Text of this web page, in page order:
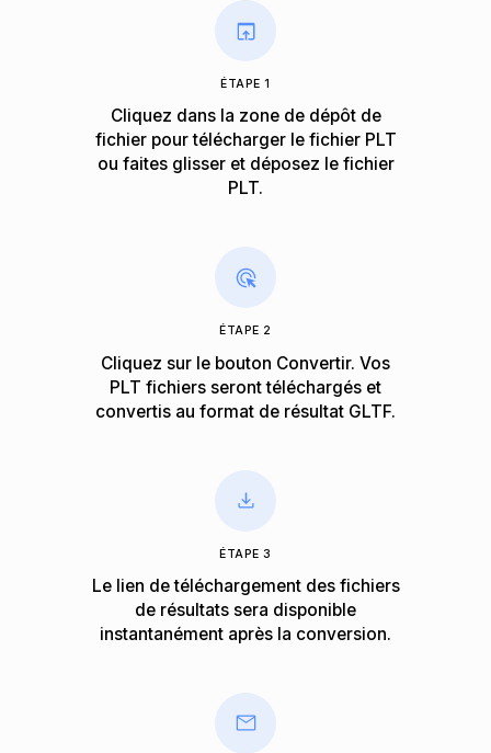
ÉTAPE 1
Cliquez dans la zone de dépôt de
fichier pour télécharger le fichier PLT
ou faites glisser et déposez le fichier
PLT.
ÉTAPE 2
Cliquez sur le bouton Convertir. Vos
PLT fichiers seront téléchargés et
convertis au format de résultat GLTF.
ÉTAPE 3
Le lien de téléchargement des fichiers
de résultats sera disponible
instantanément après la conversion.